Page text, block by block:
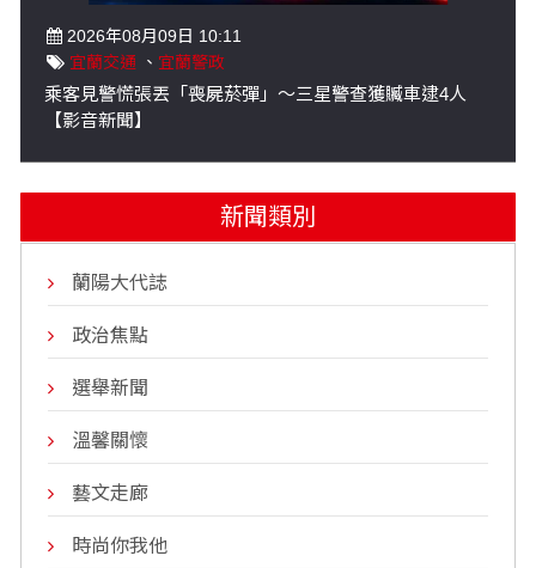
2026年08月09日 10:11
宜蘭交通 、 宜蘭警政
乘客見警慌張丟「喪屍菸彈」～三星警查獲贓車逮4人
【影音新聞】
新聞類別
蘭陽大代誌
政治焦點
選舉新聞
溫馨關懷
藝文走廊
時尚你我他